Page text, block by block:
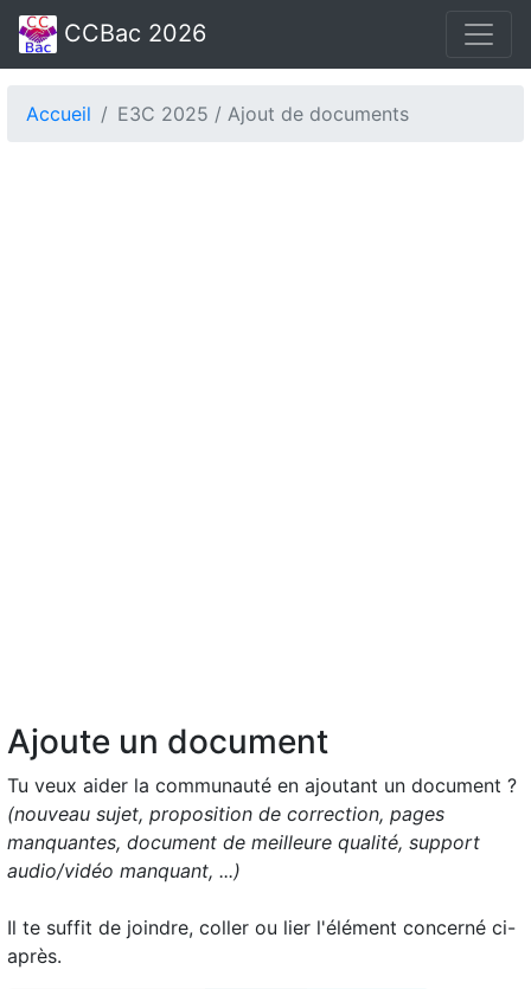
CCBac 2026
Accueil E3C 2025 / Ajout de documents
Ajoute un document
Tu veux aider la communauté en ajoutant un document ?
(nouveau sujet, proposition de correction, pages
manquantes, document de meilleure qualité, support
audio/vidéo manquant, ...)
Il te suffit de joindre, coller ou lier l'élément concerné ci-
après.